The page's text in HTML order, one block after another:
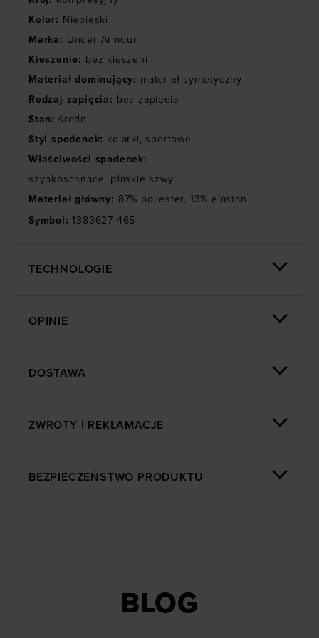
społecznościowych). Szczegółowe informacje
Kolor: Niebieski
Marka: Under Armour
Kieszenie: bez kieszeni
Materiał dominujący: materiał syntetyczny
Rodzaj zapięcia: bez zapięcia
Stan: średni
Styl spodenek: kolarki, sportowe
Właściwości spodenek:
szybkoschnące, płaskie szwy
Materiał główny: 87% poliester, 13% elastan
Symbol: 1383627-465
TECHNOLOGIE
OPINIE
DOSTAWA
ZWROTY I REKLAMACJE
BEZPIECZEŃSTWO PRODUKTU
BLOG